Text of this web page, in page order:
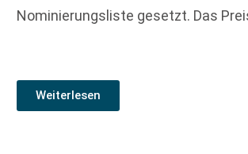
Nominierungsliste gesetzt. Das
Weiterlesen